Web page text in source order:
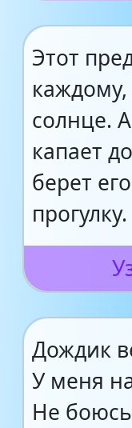
Этот
солнце.
капает
берет
прогулку.
Дождик
У меня
Не